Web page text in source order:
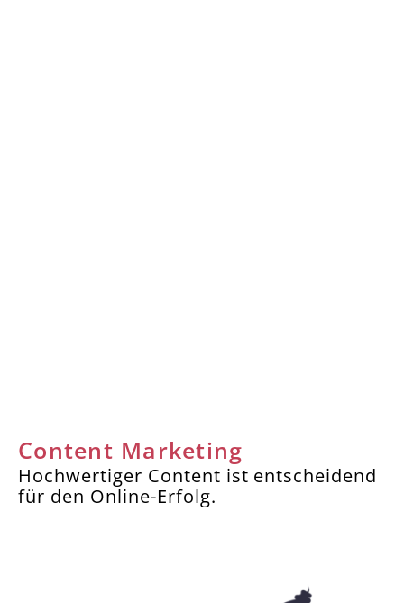
Content Marketing
Hochwertiger Content ist entscheidend
für den Online-Erfolg.